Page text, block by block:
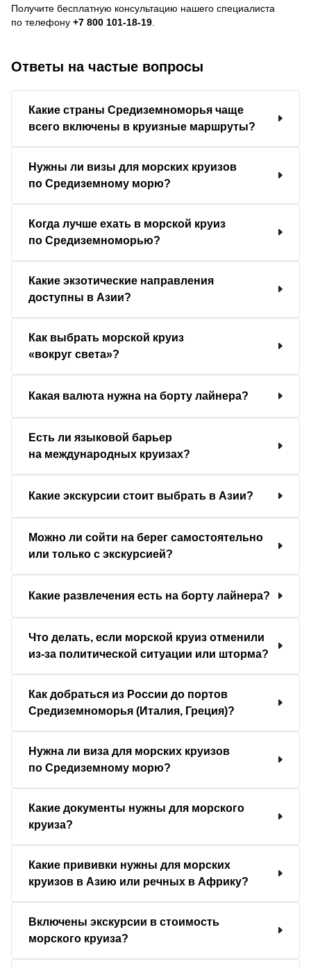
Получите бесплатную консультацию нашего специалиста
по телефону +7 800 101-18-19
Ответы на частые вопросы
Какие страны Средиземноморья чаще
всего включены в круизные маршруты?
Нужны ли визы для морских круизов
по Средиземному морю?
Когда лучше ехать в морской круиз
по Средиземноморью?
Какие экзотические направления
доступны в Азии?
Как выбрать морской круиз
«вокруг света»?
Какая валюта нужна на борту лайнера?
Есть ли языковой барьер
на международных круизах?
Какие экскурсии стоит выбрать в Азии?
Можно ли сойти на берег самостоятельно
или только с экскурсией?
Какие развлечения есть на борту лайнера?
Что делать, если морской круиз отменили
из-за политической ситуации или шторма?
Как добраться из России до портов
Средиземноморья (Италия, Греция)?
Нужна ли виза для морских круизов
по Средиземному морю?
Какие документы нужны для морского
круиза?
Какие прививки нужны для морских
круизов в Азию или речных в Африку?
Включены экскурсии в стоимость
морского круиза?